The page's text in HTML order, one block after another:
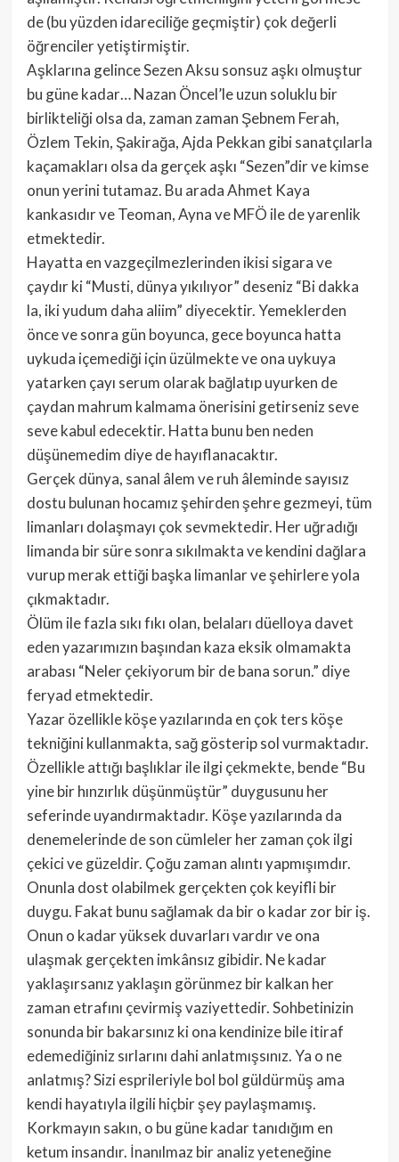
de (bu yüzden idareciliğe geçmiştir) çok değerli
öğrenciler yetiştirmiştir.
Aşklarına gelince Sezen Aksu sonsuz aşkı olmuştur
bu güne kadar… Nazan Öncel’le uzun soluklu bir
birlikteliği olsa da, zaman zaman Şebnem Ferah,
Özlem Tekin, Şakirağa, Ajda Pekkan gibi sanatçılarla
kaçamakları olsa da gerçek aşkı “Sezen”dir ve kimse
onun yerini tutamaz. Bu arada Ahmet Kaya
kankasıdır ve Teoman, Ayna ve MFÖ ile de yarenlik
etmektedir.
Hayatta en vazgeçilmezlerinden ikisi sigara ve
çaydır ki “Musti, dünya yıkılıyor” deseniz “Bi dakka
la, iki yudum daha aliim” diyecektir. Yemeklerden
önce ve sonra gün boyunca, gece boyunca hatta
uykuda içemediği için üzülmekte ve ona uykuya
yatarken çayı serum olarak bağlatıp uyurken de
çaydan mahrum kalmama önerisini getirseniz seve
seve kabul edecektir. Hatta bunu ben neden
düşünemedim diye de hayıflanacaktır.
Gerçek dünya, sanal âlem ve ruh âleminde sayısız
dostu bulunan hocamız şehirden şehre gezmeyi, tüm
limanları dolaşmayı çok sevmektedir. Her uğradığı
limanda bir süre sonra sıkılmakta ve kendini dağlara
vurup merak ettiği başka limanlar ve şehirlere yola
çıkmaktadır.
Ölüm ile fazla sıkı fıkı olan, belaları düelloya davet
eden yazarımızın başından kaza eksik olmamakta
arabası “Neler çekiyorum bir de bana sorun.” diye
feryad etmektedir.
Yazar özellikle köşe yazılarında en çok ters köşe
tekniğini kullanmakta, sağ gösterip sol vurmaktadır.
Özellikle attığı başlıklar ile ilgi çekmekte, bende “Bu
yine bir hınzırlık düşünmüştür” duygusunu her
seferinde uyandırmaktadır. Köşe yazılarında da
denemelerinde de son cümleler her zaman çok ilgi
çekici ve güzeldir. Çoğu zaman alıntı yapmışımdır.
Onunla dost olabilmek gerçekten çok keyifli bir
duygu. Fakat bunu sağlamak da bir o kadar zor bir iş.
Onun o kadar yüksek duvarları vardır ve ona
ulaşmak gerçekten imkânsız gibidir. Ne kadar
yaklaşırsanız yaklaşın görünmez bir kalkan her
zaman etrafını çevirmiş vaziyettedir. Sohbetinizin
sonunda bir bakarsınız ki ona kendinize bile itiraf
edemediğiniz sırlarını dahi anlatmışsınız. Ya o ne
anlatmış? Sizi esprileriyle bol bol güldürmüş ama
kendi hayatıyla ilgili hiçbir şey paylaşmamış.
Korkmayın sakın, o bu güne kadar tanıdığım en
ketum insandır. İnanılmaz bir analiz yeteneğine